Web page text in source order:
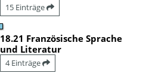
15 Einträge
18.21 Französische Sprache
und Literatur
4 Einträge